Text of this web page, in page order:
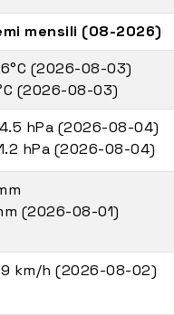
mensili (08-2026)
(2026-08-03)
(2026-08-03)
hPa (2026-08-04)
hPa (2026-08-04)
(2026-08-01)
km/h (2026-08-02)